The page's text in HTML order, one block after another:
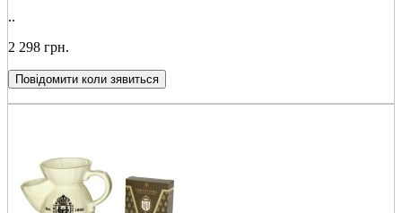
..
2 298 грн.
Повідомити коли зявиться